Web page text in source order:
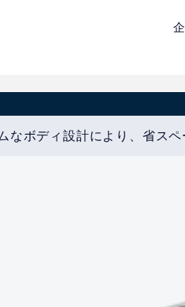
ボディ設計により、省ス